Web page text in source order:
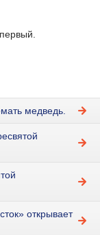
медведь.
открывает